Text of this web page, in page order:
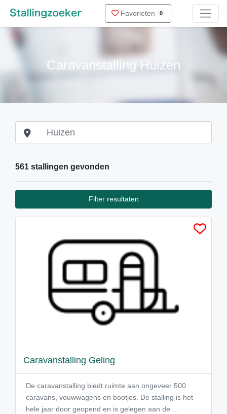
Favorieten 0
Caravanstalling Huizen
561 stallingen gevonden
Filter resultaten
Caravanstalling Geling
De caravanstalling biedt ruimte aan ongeveer 500
caravans, vouwwagens en bootjes. De stalling is het
hele jaar door geopend en is gelegen aan de ...